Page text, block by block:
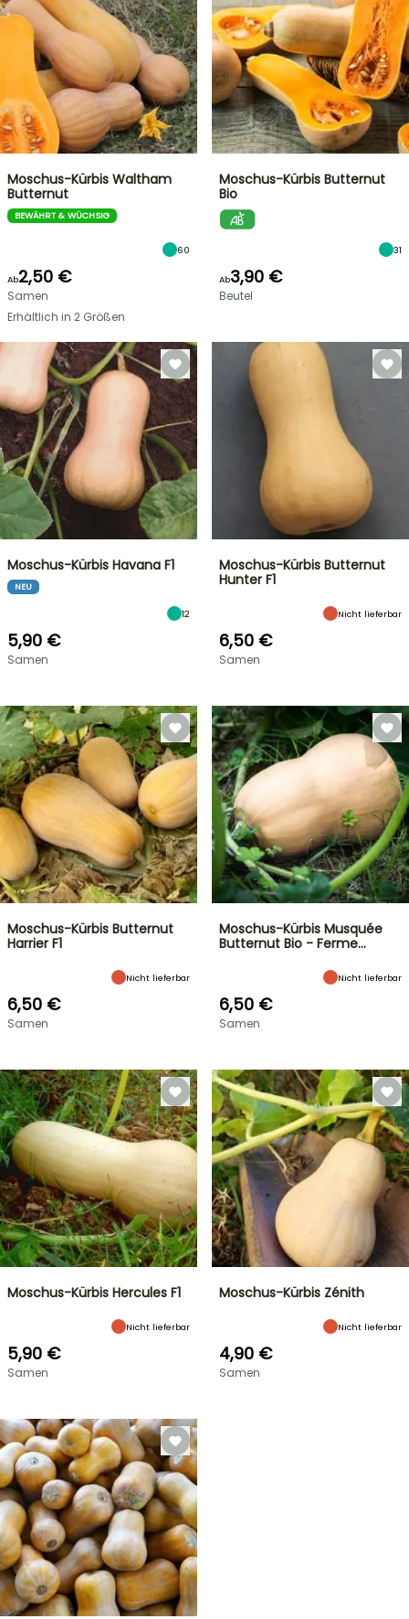
Moschus-Kürbis Waltham
Butternut
BEWÄHRT & WÜCHSIG
60
Ab2,50 €
Samen
Erhältlich in 2 Größen
Moschus-Kürbis Butternut
Bio
31
Ab3,90 €
Beutel
Moschus-Kürbis Havana F1
NEU
12
5,90 €
Samen
Moschus-Kürbis Butternut
Hunter F1
Nicht lieferbar
6,50 €
Samen
Moschus-Kürbis Butternut
Harrier F1
Nicht lieferbar
6,50 €
Samen
Moschus-Kürbis Musquée
Butternut Bio - Ferme…
Nicht lieferbar
6,50 €
Samen
Moschus-Kürbis Hercules F1
Nicht lieferbar
5,90 €
Samen
Moschus-Kürbis Zénith
Nicht lieferbar
4,90 €
Samen